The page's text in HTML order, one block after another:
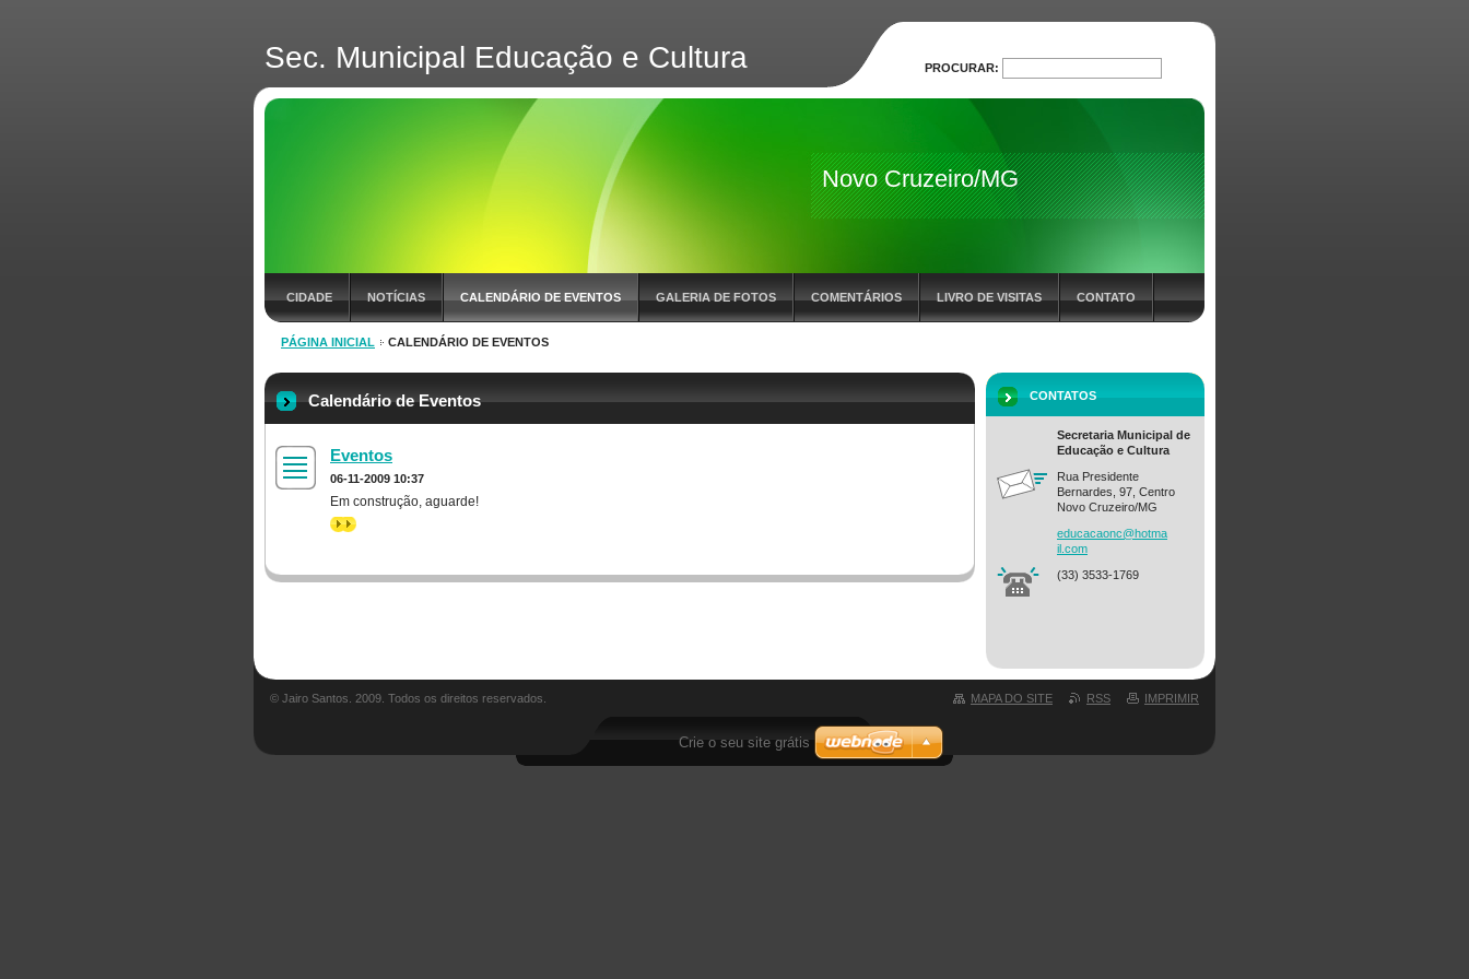
Sec. Municipal Educação e Cultura
Novo Cruzeiro/MG
CIDADE NOTÍCIAS CALENDÁRIO DE EVENTOS GALERIA DE FOTOS COMENTÁRIOS LIVRO DE VISITAS CONTATO
PÁGINA INICIAL CALENDÁRIO DE EVENTOS
Calendário de Eventos
Eventos
06-11-2009 10:37
Em construção, aguarde!
>>
CONTATOS
Secretaria Municipal de
Educação e Cultura
Rua Presidente
Bernardes, 97, Centro
Novo Cruzeiro/MG
educacaonc@hotma
il.com
(33) 3533-1769
PROCURAR:
MAPA DO SITE RSS IMPRIMIR
© Jairo Santos. 2009. Todos os direitos reservados.
Crie o seu site grátis